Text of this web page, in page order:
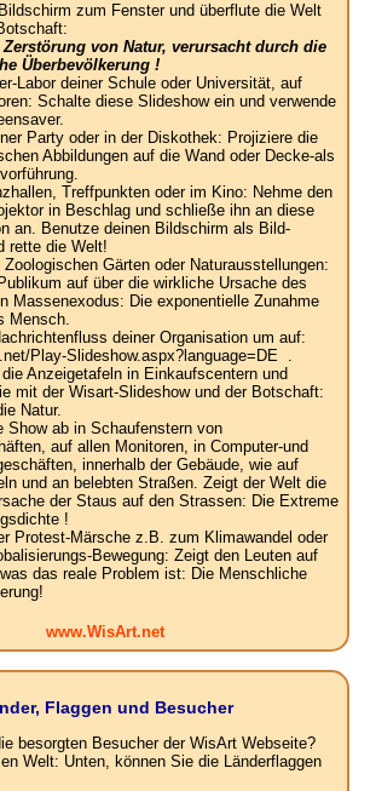
zum Fenster und überflute die Welt
von Natur, verursacht durch die
Überbevölkerung !
Labor deiner Schule oder Universität, auf
Schalte diese Slideshow ein und verwende
Party oder in der Diskothek: Projiziere die
Abbildungen auf die Wand oder Decke-als
Treffpunkten oder im Kino: Nehme den
in Beschlag und schließe ihn an diese
an. Benutze deinen Bildschirm als Bild-
rette die Welt!
Zoologischen Gärten oder Naturausstellungen:
auf über die wirkliche Ursache des
Massenexodus: Die exponentielle Zunahme
Mensch.
deiner Organisation um auf:
Play-Slideshow.aspx?language=DE .
Anzeigetafeln in Einkaufscentern und
mit der Wisart-Slideshow und der Botschaft:
Natur.
Show ab in Schaufenstern von
auf allen Monitoren, in Computer-und
innerhalb der Gebäude, wie auf
und an belebten Straßen. Zeigt der Welt die
der Staus auf den Strassen: Die Extreme
!
Protest-Märsche z.B. zum Klimawandel oder
Bewegung: Zeigt den Leuten auf
das reale Problem ist: Die Menschliche
www.WisArt.net
Flaggen und Besucher
besorgten Besucher der WisArt Webseite?
Welt: Unten, können Sie die Länderflaggen